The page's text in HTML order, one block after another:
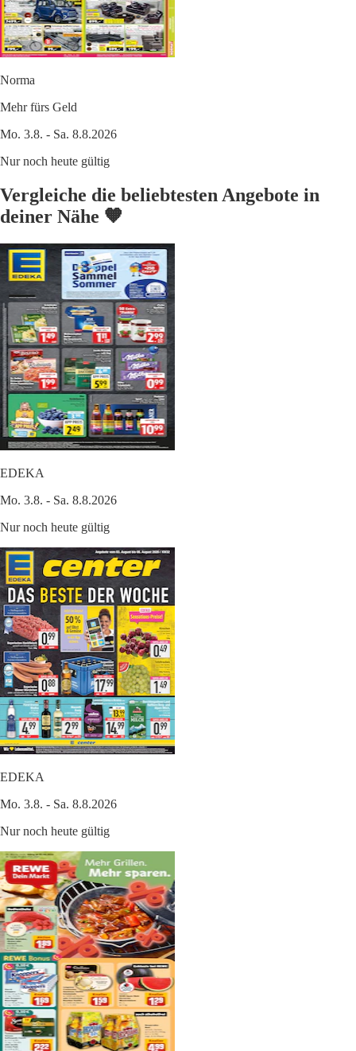
Norma
Mehr fürs Geld
Mo. 3.8. - Sa. 8.8.2026
Nur noch heute gültig
Vergleiche die beliebtesten Angebote in
deiner Nähe 🧡
EDEKA
Mo. 3.8. - Sa. 8.8.2026
Nur noch heute gültig
EDEKA
Mo. 3.8. - Sa. 8.8.2026
Nur noch heute gültig